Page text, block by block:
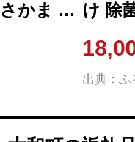
かま か
まみ 練
元 お歳
】
け 除
セッ
計10
ブー
シュ
出典：ふ